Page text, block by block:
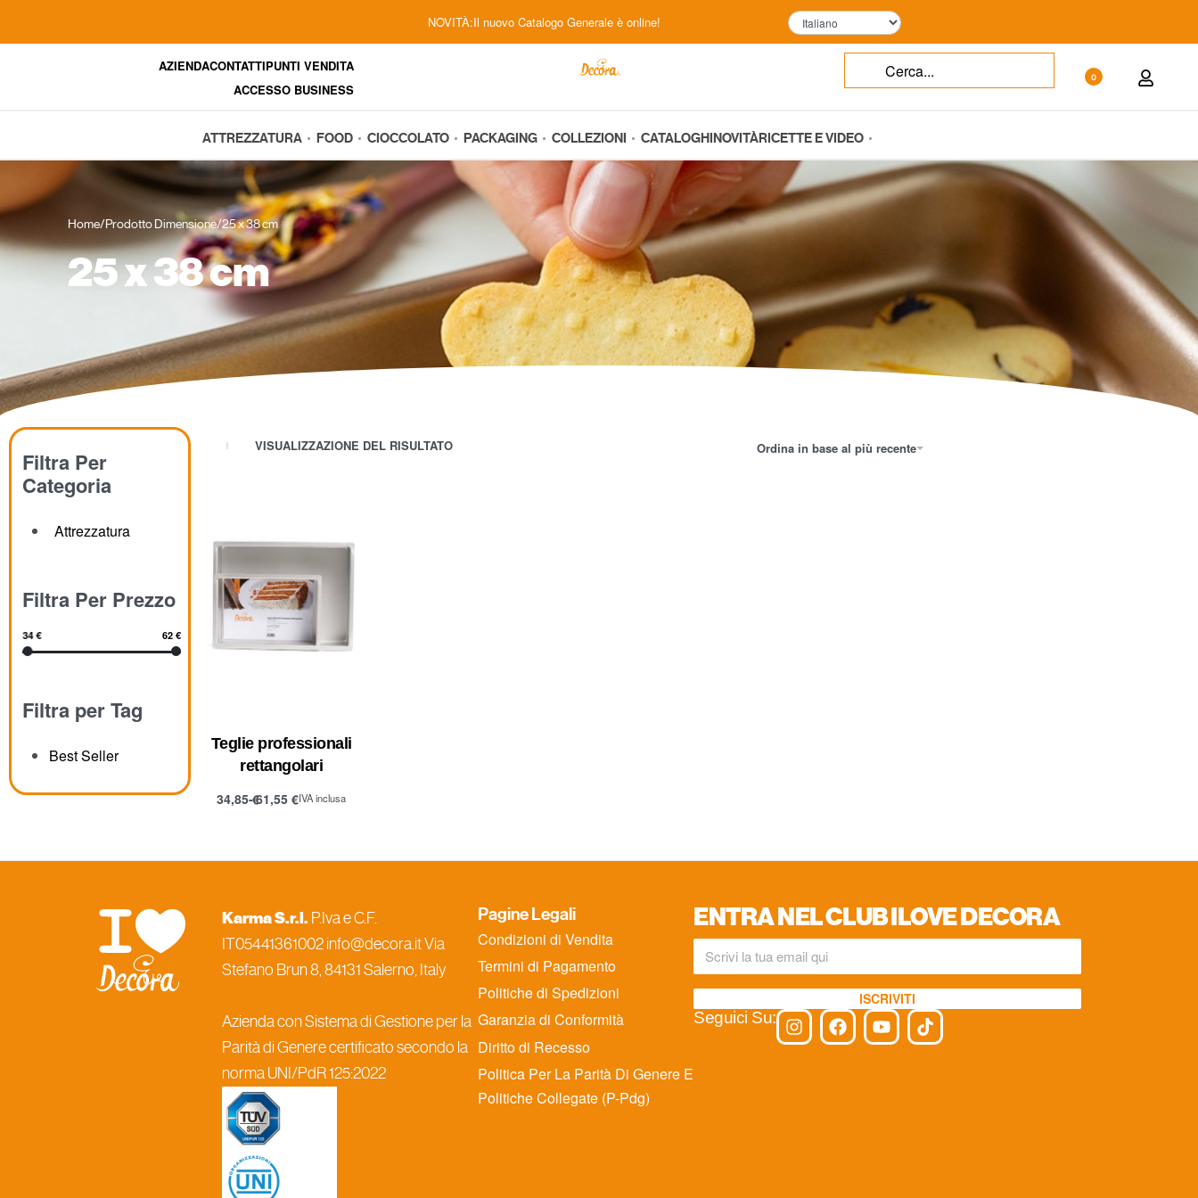
NOVITÀ:Il nuovo Catalogo Generale è online!
AZIENDACONTATTIPUNTI VENDITA
ACCESSO BUSINESS
0
ATTREZZATURA FOOD CIOCCOLATO PACKAGING COLLEZIONI CATALOGHI NOVITÀRICETTE E VIDEO
Home/Prodotto Dimensione/25 x 38 cm
25 x 38 cm
Filtra Per
Categoria
Attrezzatura
Filtra Per Prezzo
34 € 62 €
Filtra per Tag
Best Seller
VISUALIZZAZIONE DEL RISULTATO Ordina in base al più recente
Teglie professionali
rettangolari
34,85€61,55€IVA inclusa
Karma S.r.l. P.Iva e C.F.
IT05441361002 info@decora.it Via
Stefano Brun 8, 84131 Salerno, Italy
Azienda con Sistema di Gestione per la
Parità di Genere certificato secondo la
norma UNI/PdR 125:2022
Pagine Legali
Condizioni di Vendita
Termini di Pagamento
Politiche di Spedizioni
Garanzia di Conformità
Diritto di Recesso
Politica Per La Parità Di Genere E
Politiche Collegate (P-Pdg)
ENTRA NEL CLUB ILOVE DECORA
ISCRIVITI
Seguici Su: